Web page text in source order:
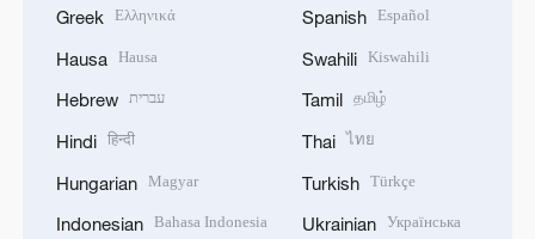
Greek Ελληνικά
Hausa Hausa
Hebrew עברית
Hindi हिन्दी
Hungarian Magyar
Indonesian Bahasa Indonesia
Spanish Español
Swahili Kiswahili
Tamil தமிழ்
Thai ไทย
Turkish Türkçe
Ukrainian Українська